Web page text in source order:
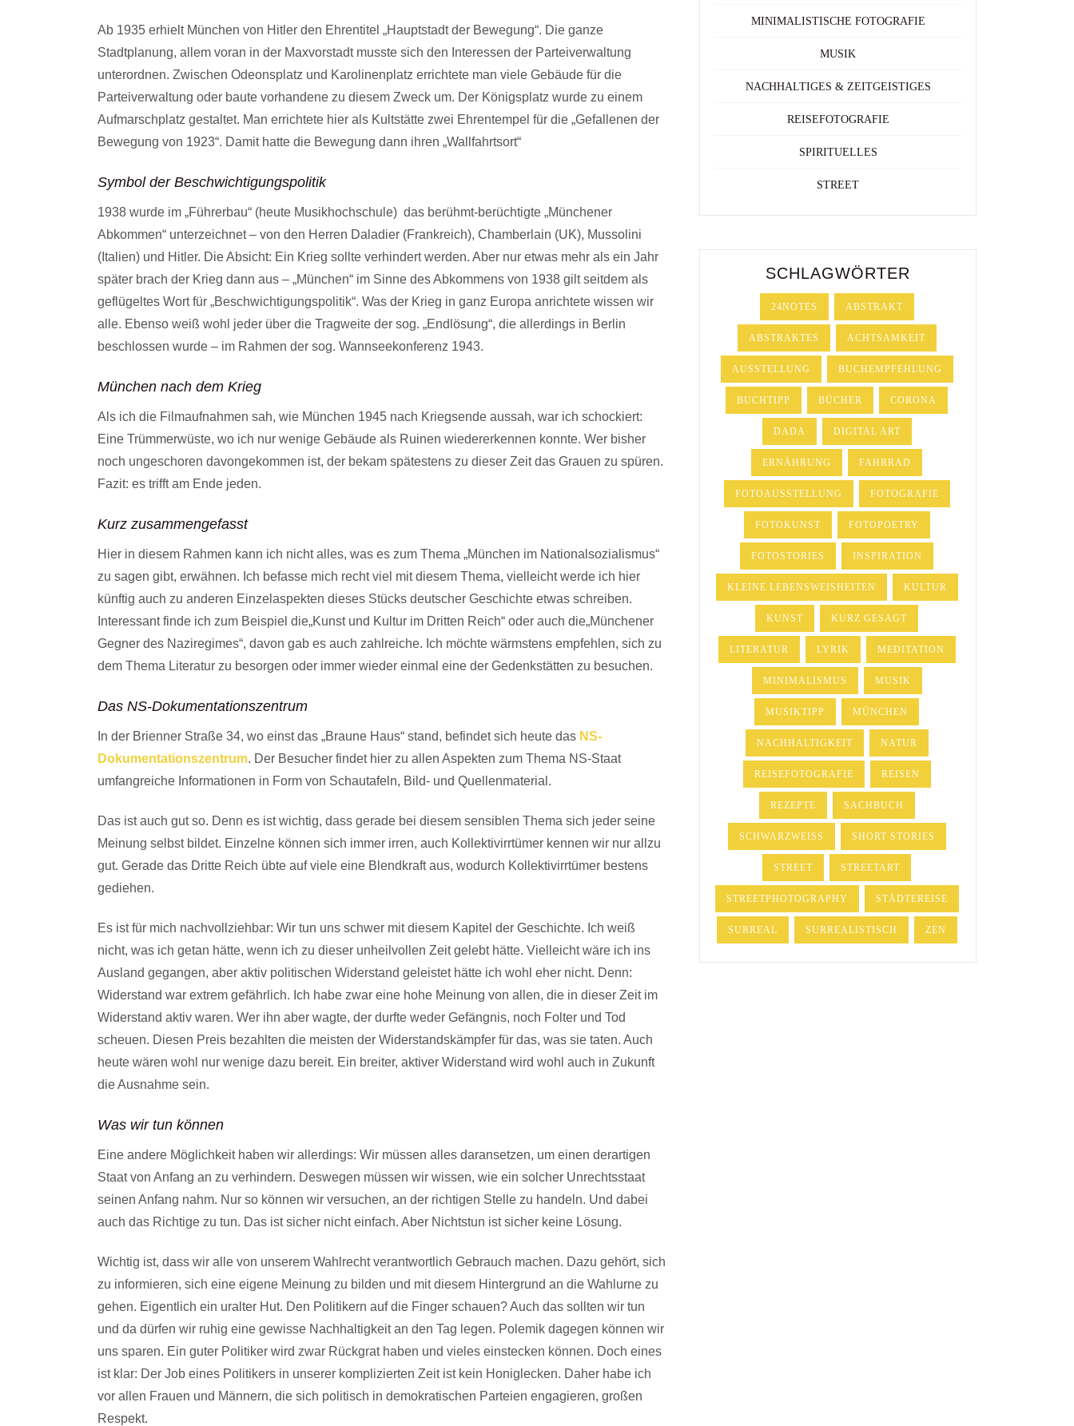
Ab 1935 erhielt München von Hitler den Ehrentitel „Hauptstadt der Bewegung“. Die ganze
Stadtplanung, allem voran in der Maxvorstadt musste sich den Interessen der Parteiverwaltung
unterordnen. Zwischen Odeonsplatz und Karolinenplatz errichtete man viele Gebäude für die
Parteiverwaltung oder baute vorhandene zu diesem Zweck um. Der Königsplatz wurde zu einem
Aufmarschplatz gestaltet. Man errichtete hier als Kultstätte zwei Ehrentempel für die „Gefallenen der
Bewegung von 1923“. Damit hatte die Bewegung dann ihren „Wallfahrtsort“
Symbol der Beschwichtigungspolitik
1938 wurde im „Führerbau“ (heute Musikhochschule) das berühmt-berüchtigte „Münchener
Abkommen“ unterzeichnet – von den Herren Daladier (Frankreich), Chamberlain (UK), Mussolini
(Italien) und Hitler. Die Absicht: Ein Krieg sollte verhindert werden. Aber nur etwas mehr als ein Jahr
später brach der Krieg dann aus – „München“ im Sinne des Abkommens von 1938 gilt seitdem als
geflügeltes Wort für „Beschwichtigungspolitik“. Was der Krieg in ganz Europa anrichtete wissen wir
alle. Ebenso weiß wohl jeder über die Tragweite der sog. „Endlösung“, die allerdings in Berlin
beschlossen wurde – im Rahmen der sog. Wannseekonferenz 1943.
München nach dem Krieg
Als ich die Filmaufnahmen sah, wie München 1945 nach Kriegsende aussah, war ich schockiert:
Eine Trümmerwüste, wo ich nur wenige Gebäude als Ruinen wiedererkennen konnte. Wer bisher
noch ungeschoren davongekommen ist, der bekam spätestens zu dieser Zeit das Grauen zu spüren.
Fazit: es trifft am Ende jeden.
Kurz zusammengefasst
Hier in diesem Rahmen kann ich nicht alles, was es zum Thema „München im Nationalsozialismus“
zu sagen gibt, erwähnen. Ich befasse mich recht viel mit diesem Thema, vielleicht werde ich hier
künftig auch zu anderen Einzelaspekten dieses Stücks deutscher Geschichte etwas schreiben.
Interessant finde ich zum Beispiel die„Kunst und Kultur im Dritten Reich“ oder auch die„Münchener
Gegner des Naziregimes“, davon gab es auch zahlreiche. Ich möchte wärmstens empfehlen, sich zu
dem Thema Literatur zu besorgen oder immer wieder einmal eine der Gedenkstätten zu besuchen.
Das NS-Dokumentationszentrum
In der Brienner Straße 34, wo einst das „Braune Haus“ stand, befindet sich heute das NS-
Dokumentationszentrum. Der Besucher findet hier zu allen Aspekten zum Thema NS-Staat
umfangreiche Informationen in Form von Schautafeln, Bild- und Quellenmaterial.
Das ist auch gut so. Denn es ist wichtig, dass gerade bei diesem sensiblen Thema sich jeder seine
Meinung selbst bildet. Einzelne können sich immer irren, auch Kollektivirrtümer kennen wir nur allzu
gut. Gerade das Dritte Reich übte auf viele eine Blendkraft aus, wodurch Kollektivirrtümer bestens
gediehen.
Es ist für mich nachvollziehbar: Wir tun uns schwer mit diesem Kapitel der Geschichte. Ich weiß
nicht, was ich getan hätte, wenn ich zu dieser unheilvollen Zeit gelebt hätte. Vielleicht wäre ich ins
Ausland gegangen, aber aktiv politischen Widerstand geleistet hätte ich wohl eher nicht. Denn:
Widerstand war extrem gefährlich. Ich habe zwar eine hohe Meinung von allen, die in dieser Zeit im
Widerstand aktiv waren. Wer ihn aber wagte, der durfte weder Gefängnis, noch Folter und Tod
scheuen. Diesen Preis bezahlten die meisten der Widerstandskämpfer für das, was sie taten. Auch
heute wären wohl nur wenige dazu bereit. Ein breiter, aktiver Widerstand wird wohl auch in Zukunft
die Ausnahme sein.
Was wir tun können
Eine andere Möglichkeit haben wir allerdings: Wir müssen alles daransetzen, um einen derartigen
Staat von Anfang an zu verhindern. Deswegen müssen wir wissen, wie ein solcher Unrechtsstaat
seinen Anfang nahm. Nur so können wir versuchen, an der richtigen Stelle zu handeln. Und dabei
auch das Richtige zu tun. Das ist sicher nicht einfach. Aber Nichtstun ist sicher keine Lösung.
Wichtig ist, dass wir alle von unserem Wahlrecht verantwortlich Gebrauch machen. Dazu gehört, sich
zu informieren, sich eine eigene Meinung zu bilden und mit diesem Hintergrund an die Wahlurne zu
gehen. Eigentlich ein uralter Hut. Den Politikern auf die Finger schauen? Auch das sollten wir tun
und da dürfen wir ruhig eine gewisse Nachhaltigkeit an den Tag legen. Polemik dagegen können wir
uns sparen. Ein guter Politiker wird zwar Rückgrat haben und vieles einstecken können. Doch eines
ist klar: Der Job eines Politikers in unserer komplizierten Zeit ist kein Honiglecken. Daher habe ich
vor allen Frauen und Männern, die sich politisch in demokratischen Parteien engagieren, großen
Respekt.
MINIMALISTISCHE FOTOGRAFIE
MUSIK
NACHHALTIGES & ZEITGEISTIGES
REISEFOTOGRAFIE
SPIRITUELLES
STREET
SCHLAGWÖRTER
24NOTES ABSTRAKT
ABSTRAKTES ACHTSAMKEIT
AUSSTELLUNG BUCHEMPFEHLUNG
BUCHTIPP BÜCHER CORONA
DADA DIGITAL ART
ERNÄHRUNG FAHRRAD
FOTOAUSSTELLUNG FOTOGRAFIE
FOTOKUNST FOTOPOETRY
FOTOSTORIES INSPIRATION
KLEINE LEBENSWEISHEITEN KULTUR
KUNST KURZ GESAGT
LITERATUR LYRIK MEDITATION
MINIMALISMUS MUSIK
MUSIKTIPP MÜNCHEN
NACHHALTIGKEIT NATUR
REISEFOTOGRAFIE REISEN
REZEPTE SACHBUCH
SCHWARZWEISS SHORT STORIES
STREET STREETART
STREETPHOTOGRAPHY STÄDTEREISE
SURREAL SURREALISTISCH ZEN